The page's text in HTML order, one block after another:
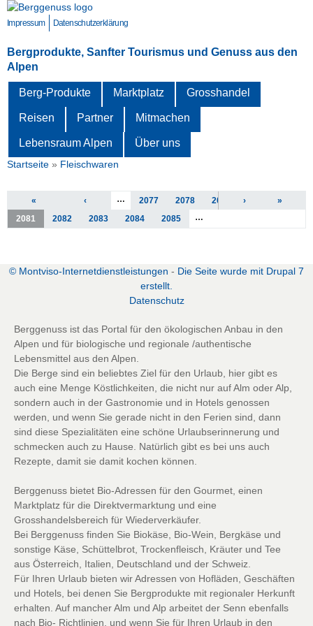
zum
Impressum Datenschutzerklärung
Bergprodukte, Sanfter Tourismus und Genuss aus den
Alpen
Berg-Produkte Marktplatz Grosshandel
Reisen Partner Mitmachen
Lebensraum Alpen Über uns
Sie sind hier
Startseite » Fleischwaren
Seiten
« ‹ … 2077 2078 2079
2081
2082 2083 2084 2085 …
› »
© Montviso-Internetdienstleistungen - Die Seite wurde mit Drupal 7
erstellt.
Datenschutz
Berggenuss ist das Portal für den ökologischen Anbau in den
Alpen und für biologische und regionale /authentische
Lebensmittel aus den Alpen.
Die Berge sind ein beliebtes Ziel für den Urlaub, hier gibt es
auch eine Menge Köstlichkeiten, die nicht nur auf Alm oder Alp,
sondern auch in der Gastronomie und in Hotels genossen
werden, und wenn Sie gerade nicht in den Ferien sind, dann
sind diese Spezialitäten eine schöne Urlaubserinnerung und
schmecken auch zu Hause. Natürlich gibt es bei uns auch
Rezepte, damit sie damit kochen können.
Berggenuss bietet Bio-Adressen für den Gourmet, einen
Marktplatz für die Direktvermarktung und eine
Grosshandelsbereich für Wiederverkäufer.
Bei Berggenuss finden Sie Biokäse, Bio-Wein, Bergkäse und
sonstige Käse, Schüttelbrot, Trockenfleisch, Kräuter und Tee
aus Österreich, Italien, Deutschland und der Schweiz.
Für Ihren Urlaub bieten wir Adressen von Hofläden, Geschäften
und Hotels, bei denen Sie Bergprodukte mit regionaler Herkunft
erhalten. Auf mancher Alm und Alp arbeitet der Senn ebenfalls
nach Bio- Richtlinien, und wenn Sie für Ihren Urlaub in den